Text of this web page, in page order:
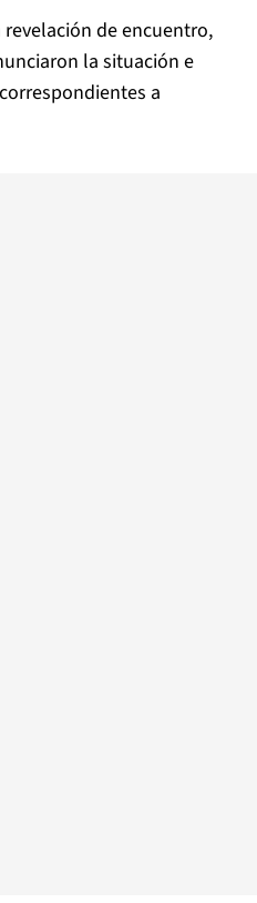
de encuentro,
la situación e
a